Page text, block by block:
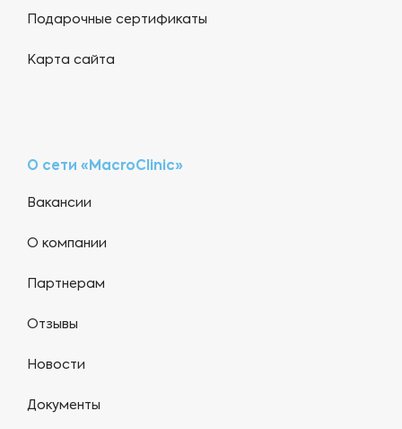
Подарочные сертификаты
Карта сайта
О сети «MacroClinic»
Вакансии
О компании
Партнерам
Отзывы
Новости
Документы